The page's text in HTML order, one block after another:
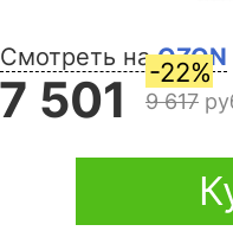
Смотреть наOZON
7 501 -22%
9 617